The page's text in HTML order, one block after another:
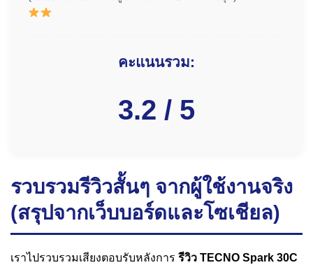
คะแนนรวม:
3.2 / 5
รวบรวมรีวิวสั้นๆ จากผู้ใช้งานจริง
(สรุปจากเว็บบอร์ดและโซเชียล)
เราไปรวบรวมเสียงตอบรับหลังการ รีวิว TECNO Spark 30C